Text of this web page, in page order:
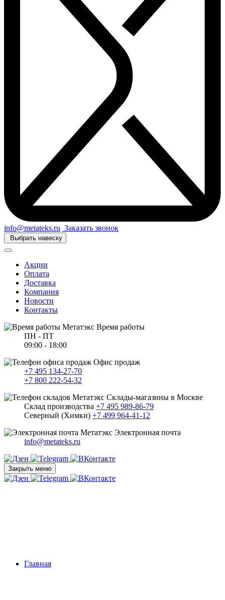
info@metateks.ru Заказать звонок
Выбрать навеску
Акции
Оплата
Доставка
Компания
Новости
Контакты
Время работы
ПН - ПТ
09:00 - 18:00
Офис продаж
+7 495 134-27-70
+7 800 222-54-32
Склады-магазины в Москве
Склад производства +7 495 989-86-79
Северный (Химки) +7 499 964-41-12
Электронная почта
info@metateks.ru
Закрыть меню
Главная